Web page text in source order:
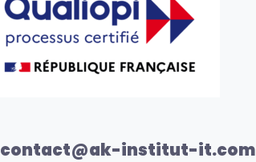
contact@ak-institut-it.com